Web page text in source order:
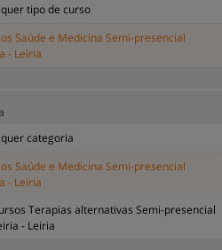
tipo de curso
Saúde e Medicina Semi-presencial
- Leiria
categoria
Saúde e Medicina Semi-presencial
- Leiria
Terapias alternativas Semi-presencial
- Leiria